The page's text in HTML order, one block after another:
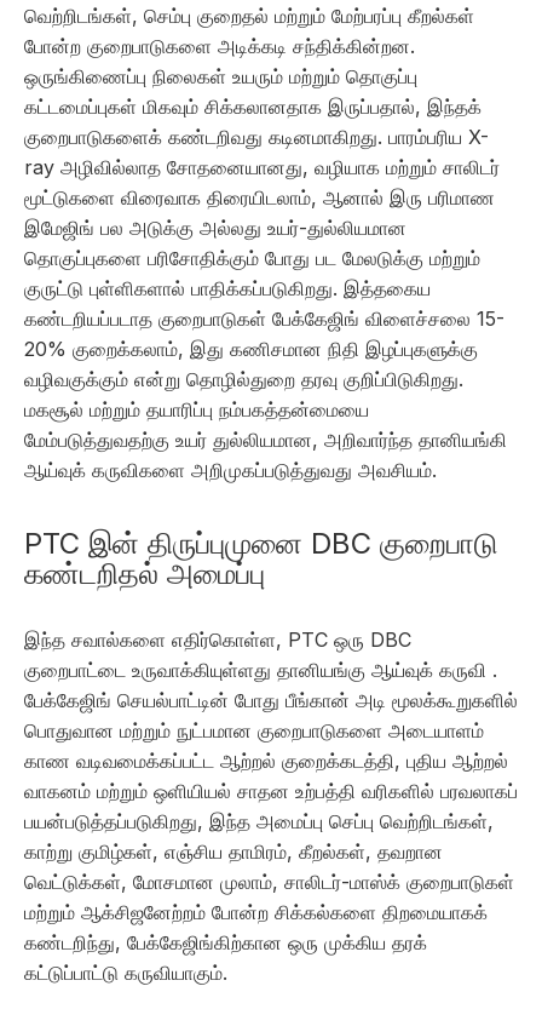
வெற்றிடங்கள், செம்பு குறைதல் மற்றும் மேற்பரப்பு கீறல்கள்
போன்ற குறைபாடுகளை அடிக்கடி சந்திக்கின்றன.
ஒருங்கிணைப்பு நிலைகள் உயரும் மற்றும் தொகுப்பு
கட்டமைப்புகள் மிகவும் சிக்கலானதாக இருப்பதால், இந்தக்
குறைபாடுகளைக் கண்டறிவது கடினமாகிறது. பாரம்பரிய X-
ray அழிவில்லாத சோதனையானது, வழியாக மற்றும் சாலிடர்
மூட்டுகளை விரைவாக திரையிடலாம், ஆனால் இரு பரிமாண
இமேஜிங் பல அடுக்கு அல்லது உயர்-துல்லியமான
தொகுப்புகளை பரிசோதிக்கும் போது பட மேலடுக்கு மற்றும்
குருட்டு புள்ளிகளால் பாதிக்கப்படுகிறது. இத்தகைய
கண்டறியப்படாத குறைபாடுகள் பேக்கேஜிங் விளைச்சலை 15-
20% குறைக்கலாம், இது கணிசமான நிதி இழப்புகளுக்கு
வழிவகுக்கும் என்று தொழில்துறை தரவு குறிப்பிடுகிறது.
மகசூல் மற்றும் தயாரிப்பு நம்பகத்தன்மையை
மேம்படுத்துவதற்கு உயர் துல்லியமான, அறிவார்ந்த தானியங்கி
ஆய்வுக் கருவிகளை அறிமுகப்படுத்துவது அவசியம்.
PTC இன் திருப்புமுனை DBC குறைபாடு
கண்டறிதல் அமைப்பு
இந்த சவால்களை எதிர்கொள்ள, PTC ஒரு DBC
குறைபாட்டை உருவாக்கியுள்ளது தானியங்கு ஆய்வுக் கருவி .
பேக்கேஜிங் செயல்பாட்டின் போது பீங்கான் அடி மூலக்கூறுகளில்
பொதுவான மற்றும் நுட்பமான குறைபாடுகளை அடையாளம்
காண வடிவமைக்கப்பட்ட ஆற்றல் குறைக்கடத்தி, புதிய ஆற்றல்
வாகனம் மற்றும் ஒளியியல் சாதன உற்பத்தி வரிகளில் பரவலாகப்
பயன்படுத்தப்படுகிறது, இந்த அமைப்பு செப்பு வெற்றிடங்கள்,
காற்று குமிழ்கள், எஞ்சிய தாமிரம், கீறல்கள், தவறான
வெட்டுக்கள், மோசமான முலாம், சாலிடர்-மாஸ்க் குறைபாடுகள்
மற்றும் ஆக்சிஜனேற்றம் போன்ற சிக்கல்களை திறமையாகக்
கண்டறிந்து, பேக்கேஜிங்கிற்கான ஒரு முக்கிய தரக்
கட்டுப்பாட்டு கருவியாகும்.